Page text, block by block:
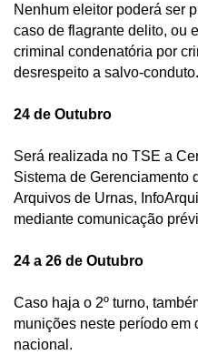
Nenhum eleitor poderá ser
caso de flagrante delito, ou
criminal condenatória por
desrespeito a salvo-conduto.
24 de Outubro
Será realizada no TSE a
Sistema de Gerenciamento
Arquivos de Urnas,
mediante comunicação
24 a 26 de Outubro
Caso haja o 2º turno,
munições neste período em
nacional.